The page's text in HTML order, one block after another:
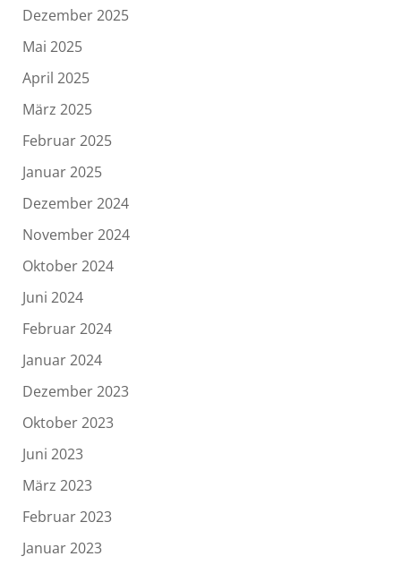
Dezember 2025
Mai 2025
April 2025
März 2025
Februar 2025
Januar 2025
Dezember 2024
November 2024
Oktober 2024
Juni 2024
Februar 2024
Januar 2024
Dezember 2023
Oktober 2023
Juni 2023
März 2023
Februar 2023
Januar 2023